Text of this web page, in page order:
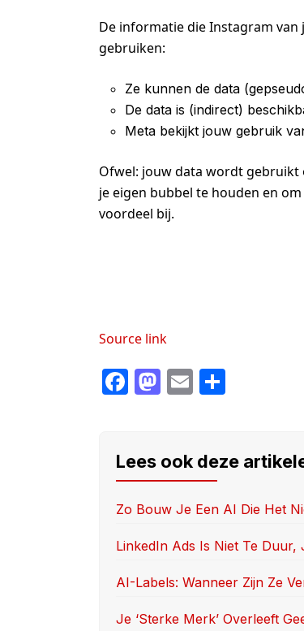
De informatie die Instagram
gebruiken:
Ze kunnen de data
De data is (indirect)
Meta bekijkt jouw gebruik
Ofwel: jouw data wordt
je eigen bubbel te houden en
voordeel bij.
Source link
F
e
b
o
o
M
o
d
o
n
E
e
Lees ook deze
Zo Bouw Je Een AI Die Het
LinkedIn Ads Is Niet Te Duur,
AI-Labels: Wanneer Zijn Ze
Je ‘sterke Merk’ Overleeft